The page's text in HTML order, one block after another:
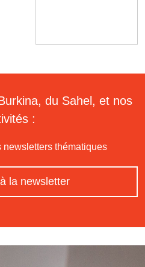
du Sahel, et nos
:
thématiques
la newsletter